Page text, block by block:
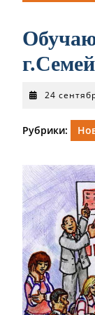
г.Семей
24
Рубрики: